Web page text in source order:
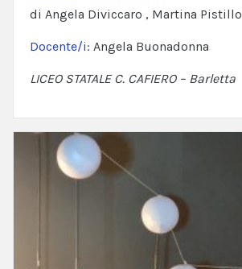
di Angela Diviccaro , Martina Pistillo
Docente/i: Angela Buonadonna
LICEO STATALE C. CAFIERO – Barletta